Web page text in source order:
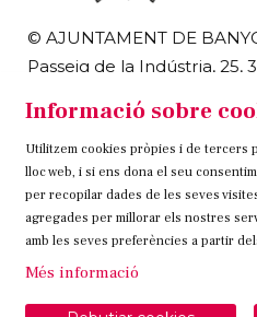
© AJUNTAMENT DE
Passeig de la Indústria, 25,
972 58 18 48 | 972 57 00 50
Sitemap Avís Legal Ús
Link
Informació sobre
Utilitzem cookies pròpies i de tercers
lloc web, i si ens dona el seu
per recopilar dades de les seves
agregades per millorar els nostres
amb les seves preferències a partir
Més informació